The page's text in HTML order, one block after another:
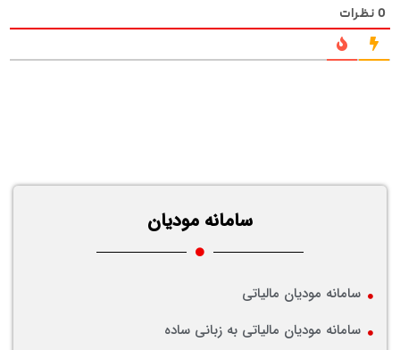
سامانه مودیان
سامانه مودیان مالیاتی
سامانه مودیان مالیاتی به زبانی ساده
نظرات